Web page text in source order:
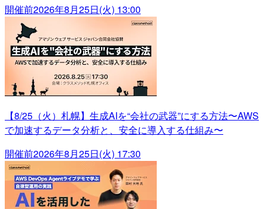
開催前2026年8月25日(火) 13:00
【8/25（火）札幌】生成AIを“会社の武器”にする方法〜AWS
で加速するデータ分析と、安全に導入する仕組み〜
開催前2026年8月25日(火) 17:30